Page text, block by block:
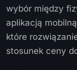
wybór między
aplikacją
które
stosunek ceny